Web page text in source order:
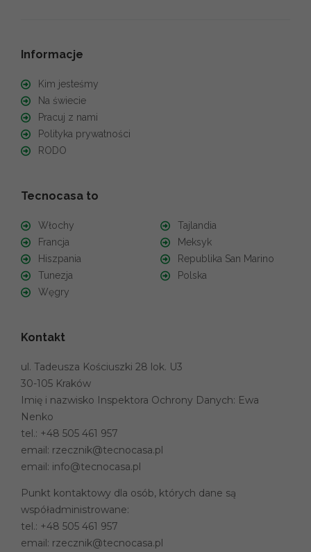
Informacje
Kim jesteśmy
Na świecie
Pracuj z nami
Polityka prywatności
RODO
Tecnocasa to
Włochy
Francja
Hiszpania
Tunezja
Węgry
Tajlandia
Meksyk
Republika San Marino
Polska
Kontakt
ul. Tadeusza Kościuszki 28 lok. U3
30-105 Kraków
Imię i nazwisko Inspektora Ochrony Danych: Ewa
Nenko
tel.: +48 505 461 957
email: rzecznik@tecnocasa.pl
email: info@tecnocasa.pl
Punkt kontaktowy dla osób, których dane są
współadministrowane:
tel.: +48 505 461 957
email: rzecznik@tecnocasa.pl